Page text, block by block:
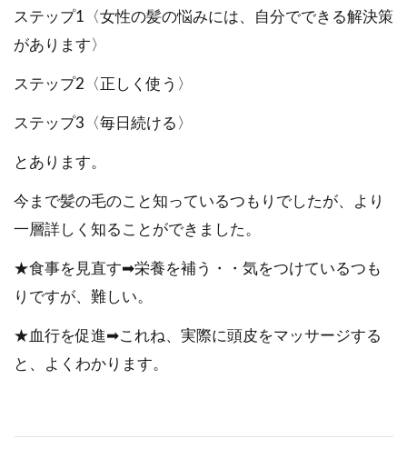
ステップ1〈女性の髪の悩みには、自分でできる解決策
があります〉
ステップ2〈正しく使う〉
ステップ3〈毎日続ける〉
とあります。
今まで髪の毛のこと知っているつもりでしたが、より
一層詳しく知ることができました。
★食事を見直す➡栄養を補う・・気をつけているつも
りですが、難しい。
★血行を促進➡これね、実際に頭皮をマッサージする
と、よくわかります。